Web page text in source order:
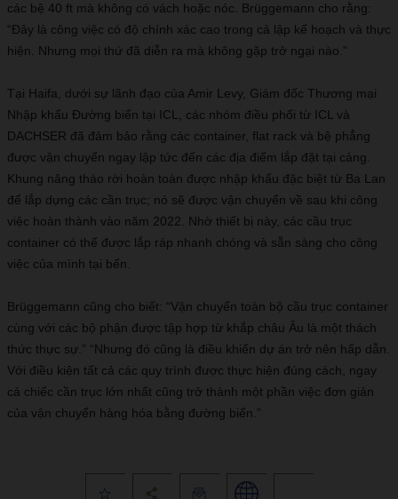
các bệ 40 ft mà không có vách hoặc nóc. Brüggemann cho rằng:
“Đây là công việc có độ chính xác cao trong cả lập kế hoạch và thực
hiện. Nhưng mọi thứ đã diễn ra mà không gặp trở ngại nào."
Tại Haifa, dưới sự lãnh đạo của Amir Levy, Giám đốc Thương mại
Nhập khẩu Đường biển tại ICL, các nhóm điều phối từ ICL và
DACHSER đã đảm bảo rằng các container, flat rack và bệ phẳng
được vận chuyển ngay lập tức đến các địa điểm lắp đặt tại cảng.
Khung nâng tháo rời hoàn toàn được nhập khẩu đặc biệt từ Ba Lan
để lắp dựng các cần trục; nó sẽ được vận chuyển về sau khi công
việc hoàn thành vào năm 2022. Nhờ thiết bị này, các cầu trục
container có thể được lắp ráp nhanh chóng và sẵn sàng cho công
việc của mình tại bến.
Brüggemann cũng cho biết: “Vận chuyển toàn bộ cầu trục container
cùng với các bộ phận được tập hợp từ khắp châu Âu là một thách
thức thực sự.” “Nhưng đó cũng là điều khiến dự án trở nên hấp dẫn.
Với điều kiện tất cả các quy trình được thực hiện đúng cách, ngay
cả chiếc cần trục lớn nhất cũng trở thành một phần việc đơn giản
của vận chuyển hàng hóa bằng đường biển.”